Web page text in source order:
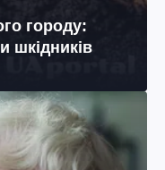
городу:
шкідників